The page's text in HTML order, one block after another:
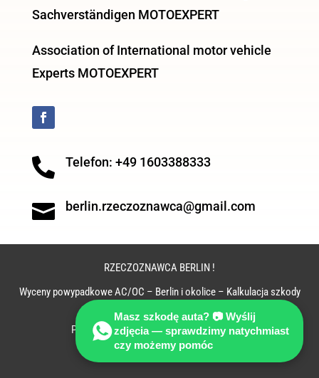
Sachverständigen MOTOEXPERT
Association of International motor vehicle
Experts MOTOEXPERT
 Telefon: +49 1603388333
 berlin.rzeczoznawca@gmail.com
RZECZOZNAWCA BERLIN !
Wyceny powypadkowe AC/OC – Berlin i okolice – Kalkulacja szkody
PORADA TECHNICZNO-PRAWNA GRATIS !
Masz szkodę auta? 📷 Wyślij
zdjęcia — sprawdzimy natychmiast
czy możemy pomóc